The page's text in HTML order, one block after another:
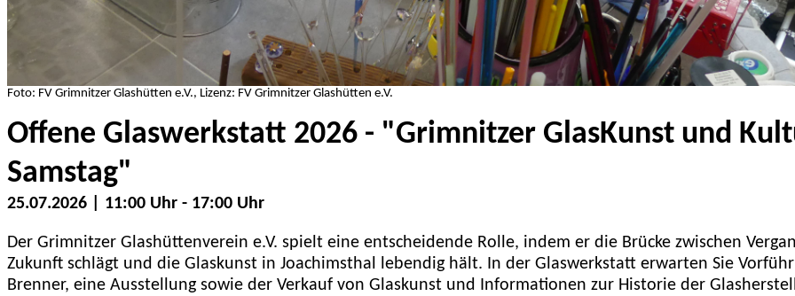
Foto: FV Grimnitzer Glashütten e.V., Lizenz: FV Grimnitzer Glashütten e.V.
Offene Glaswerkstatt 2026 - "Grimnitzer GlasKunst und
Samstag"
25.07.2026 | 11:00 Uhr - 17:00 Uhr
Der Grimnitzer Glashüttenverein e.V. spielt eine entscheidende Rolle, indem er die Brücke zwischen
Zukunft schlägt und die Glaskunst in Joachimsthal lebendig hält. In der Glaswerkstatt erwarten Sie
Brenner, eine Ausstellung sowie der Verkauf von Glaskunst und Informationen zur Historie der